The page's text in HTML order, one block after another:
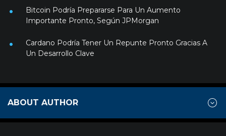
Bitcoin Podría Prepararse Para Un Aumento
Importante Pronto, Según JPMorgan
Cardano Podría Tener Un Repunte Pronto Gracias A
Un Desarrollo Clave
ABOUT AUTHOR